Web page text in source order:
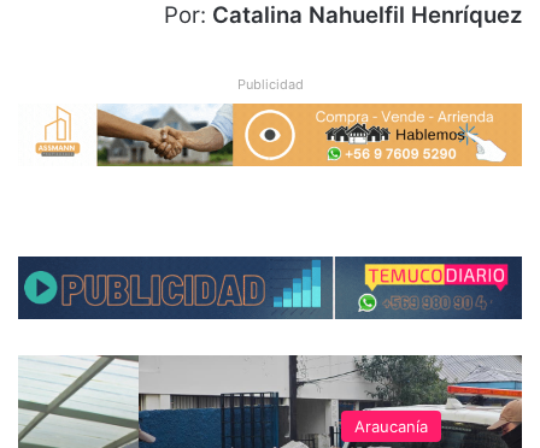
Por: Catalina Nahuelfil Henríquez
Publicidad
Araucanía